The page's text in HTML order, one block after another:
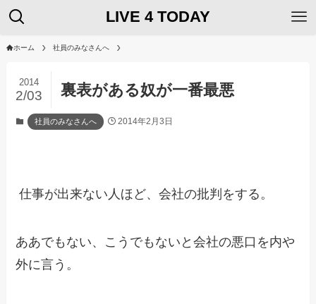
LIVE 4 TODAY
ホーム 社員のみなさんへ
裏表がある奴が一番最悪
2014
2/03
社員のみなさんへ 2014年2月3日
仕事が出来ない人ほど、会社の批判をする。
ああでもない、こうでもないと会社の悪口を内や
外に言う。